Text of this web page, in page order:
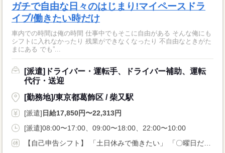
ガチで自由な日々のはじまり!マイペースドラ
イブ/働きたい時だけ
車内での時間は俺の時間 仕事中でもそこに自由がある そんな俺にも
シフトに入れなかったり 残業ができなくなったり 不自由なときがた
まにある でも”...
[派遣]ドライバー・運転手、ドライバー補助、運転
代行・送迎
[勤務地]/東京都葛飾区 / 柴又駅
[派遣]日給17,850円〜22,313円
[派遣]08:00〜17:00、09:00〜18:00、22:00〜10:00